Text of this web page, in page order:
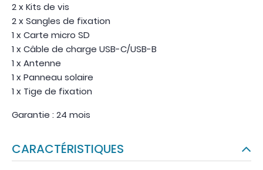
2 x Kits de vis
2 x Sangles de fixation
1 x Carte micro SD
1 x Câble de charge USB-C/USB-B
1 x Antenne
1 x Panneau solaire
1 x Tige de fixation
Garantie : 24 mois
CARACTÉRISTIQUES